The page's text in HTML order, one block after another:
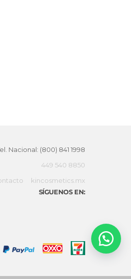
Nacional: (800) 841 1998
449 540 8850
kincosmetics.mx
SÍGUENOS EN: